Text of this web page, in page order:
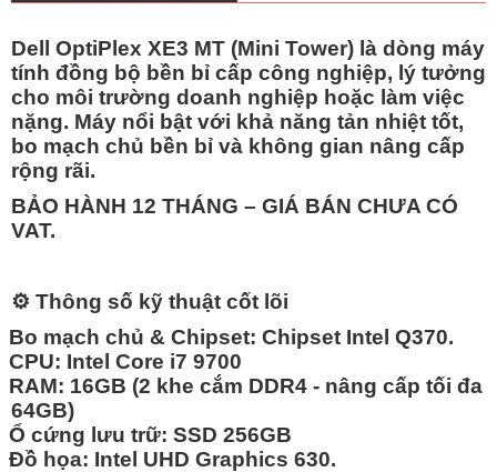
Dell OptiPlex XE3 MT (Mini Tower) là dòng máy
tính đồng bộ bền bỉ cấp công nghiệp, lý tưởng
cho môi trường doanh nghiệp hoặc làm việc
nặng. Máy nổi bật với khả năng tản nhiệt tốt,
bo mạch chủ bền bỉ và không gian nâng cấp
rộng rãi.
BẢO HÀNH 12 THÁNG – GIÁ BÁN CHƯA CÓ
VAT.
⚙️ Thông số kỹ thuật cốt lõi
Bo mạch chủ & Chipset: Chipset Intel Q370.
CPU: Intel Core i7 9700
RAM: 16GB (2 khe cắm DDR4 - nâng cấp tối đa
64GB)
Ổ cứng lưu trữ: SSD 256GB
Đồ họa: Intel UHD Graphics 630.